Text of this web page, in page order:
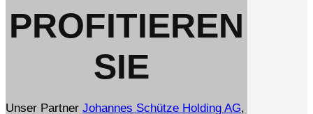
PROFITIEREN
SIE
Unser Partner Johannes Schütze Holding AG,